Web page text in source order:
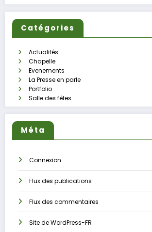
Catégories
Actualités
Chapelle
Evenements
La Presse en parle
Portfolio
Salle des fêtes
Méta
Connexion
Flux des publications
Flux des commentaires
Site de WordPress-FR